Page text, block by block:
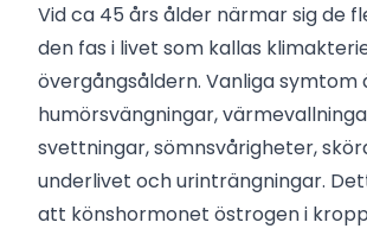
Vid ca 45 års ålder närmar sig de
den fas i livet som kallas
övergångsåldern. Vanliga symtom
humörsvängningar,
svettningar, sömnsvårigheter,
underlivet och urinträngningar.
att könshormonet östrogen i